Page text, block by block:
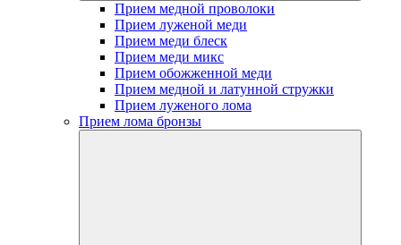
Прием медной проволоки
Прием луженой меди
Прием меди блеск
Прием меди микс
Прием обожженной меди
Прием медной и латунной стружки
Прием луженого лома
Прием лома бронзы